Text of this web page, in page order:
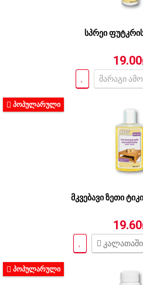
სპრეი
მარაგი
ᲞᲝᲞᲣᲚᲐᲠᲣᲚᲘ
მკვებავი ზეთი
ᲞᲝᲞᲣᲚᲐᲠᲣᲚᲘ